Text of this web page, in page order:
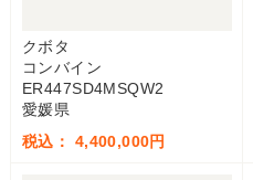
クボタ
コンバイン
ER447SD4MSQW2
愛媛県
税込： 4,400,000円